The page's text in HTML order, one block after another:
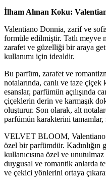
İlham Alınan Koku:
Valentiano Donnia, zarif ve
formüle edilmiştir. Tatlı meyve
zarafet ve güzelliği bir araya
kullanımı için idealdir.
Bu parfüm, zarafet ve
notalarında, canlı ve taze çiçek
esanslar, parfümün açılışında
çiçeklerin derin ve karmaşık
oluşturur. Son olarak, alt
parfümün karakterini tamamlar,
VELVET BLOOM, Valentiano
özel bir parfümdür.
kullanıcısına özel ve
duygusal ve romantik anlarda
ve çekici yönlerini ortaya